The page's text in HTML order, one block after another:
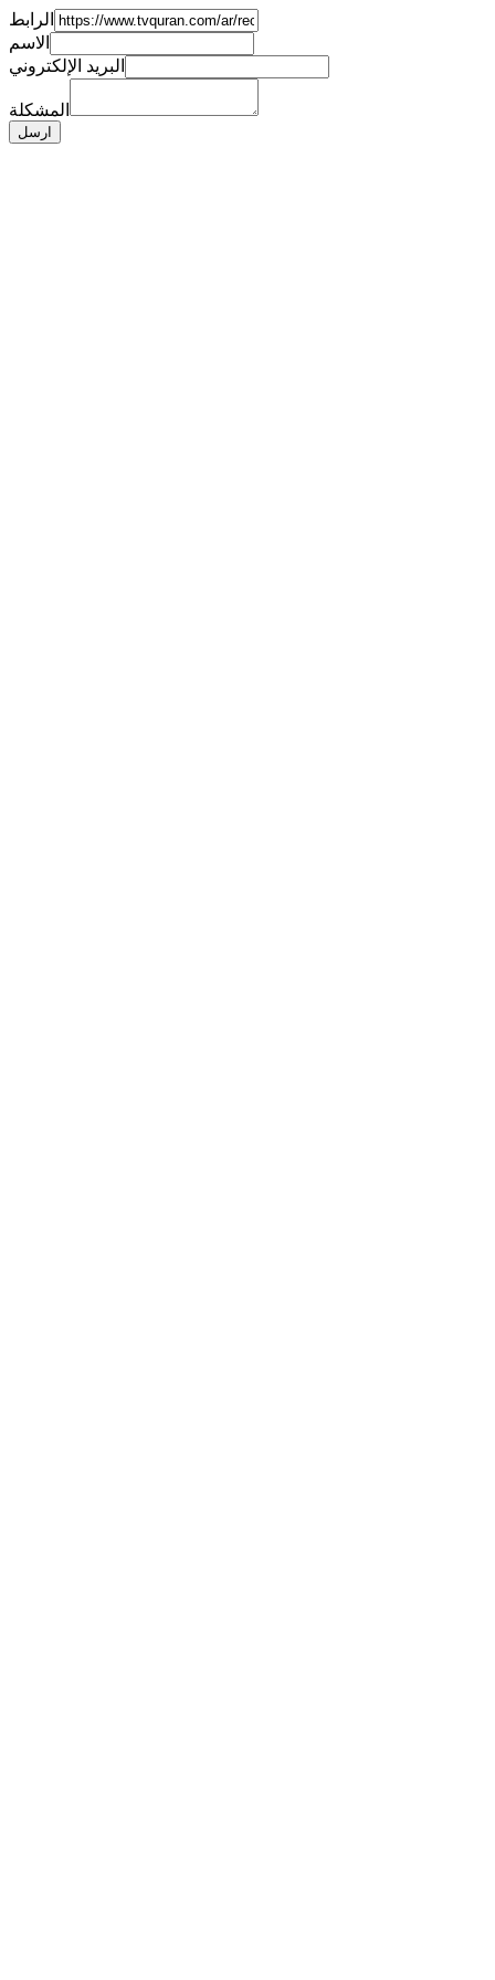
الرابط
الاسم
البريد الإلكتروني
المشكلة
ارسل